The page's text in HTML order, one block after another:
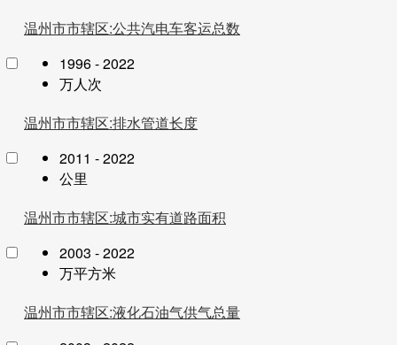
温州市市辖区:公共汽电车客运总数
1996 - 2022
万人次
温州市市辖区:排水管道长度
2011 - 2022
公里
温州市市辖区:城市实有道路面积
2003 - 2022
万平方米
温州市市辖区:液化石油气供气总量